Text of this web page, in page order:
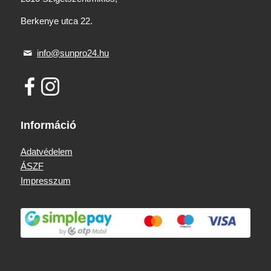
Berkenye utca 22.
info@sunpro24.hu
Információ
Adatvédelem
ÁSZF
Impresszum